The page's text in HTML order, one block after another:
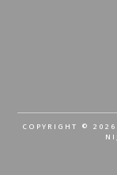
COPYRIGHT ©